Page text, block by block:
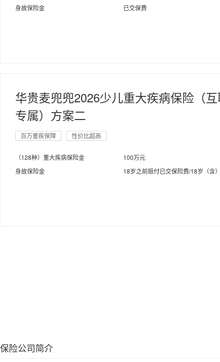
身故保险金
已交保费
华贵麦兜兜2026少儿重大疾病保险（
专属）方案二
百万重疾保障 性价比超高
（128种）重大疾病保险金
100万元
身故保险金
保险公司简介